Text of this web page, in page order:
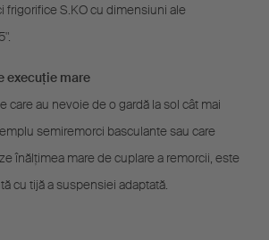
frigorifice S.KO cu dimensiuni ale
execuție mare
care au nevoie de o gardă la sol cât mai
semiremorci basculante sau care
înălţimea mare de cuplare a remorcii, este
cu tijă a suspensiei adaptată.